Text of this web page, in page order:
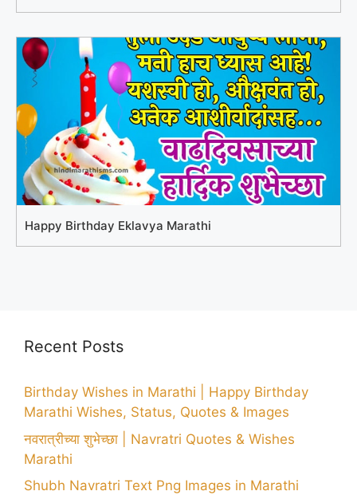
Happy Birthday Eklavya Marathi
Recent Posts
Birthday Wishes in Marathi | Happy Birthday
Marathi Wishes, Status, Quotes & Images
नवरात्रीच्या शुभेच्छा | Navratri Quotes & Wishes
Marathi
Shubh Navratri Text Png Images in Marathi